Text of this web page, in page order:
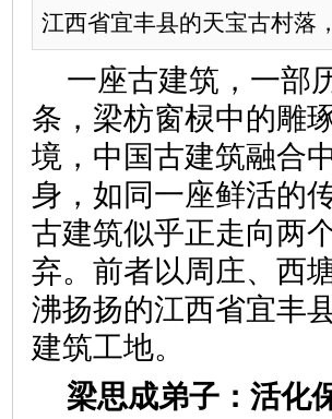
江西省宜丰县的天宝古村落
一座古建筑，一部
条，梁枋窗棂中的雕
境，中国古建筑融合
身，如同一座鲜活的
古建筑似乎正走向两
弃。前者以周庄、西
沸扬扬的江西省宜丰
建筑工地。
梁思成弟子：活化